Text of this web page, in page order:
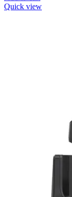
Quick view